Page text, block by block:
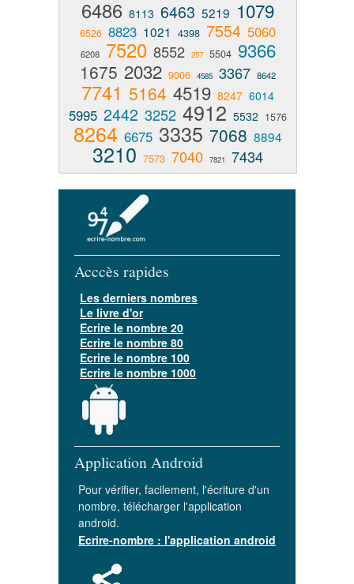
6486 8113 6463 5219 1079
6526 8823 1021 4398 7554 5060
6208 7520 8552 257 5504 9366
1675 2032 9006 4585 3367 8642
7741 5164 4519 8247 6014
5995 2442 3252 4912 5532 1576
8264 6675 3335 7068 8894
3210 7573 7040 7821 7434
Acccès rapides
Les derniers nombres
Le livre d'or
Ecrire le nombre 20
Ecrire le nombre 80
Ecrire le nombre 100
Ecrire le nombre 1000
Application Android
Pour vérifier, facilement, l'écriture d'un
nombre, télécharger l'application
android.
Ecrire-nombre : l'application android